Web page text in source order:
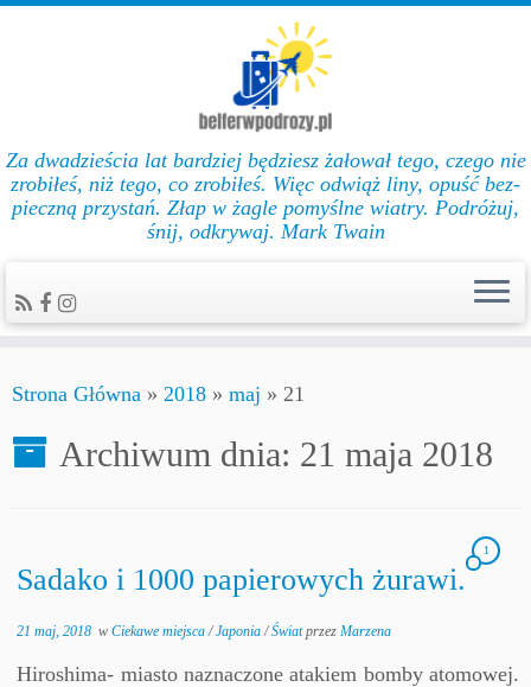
Za dwadzieścia lat bar­dziej będziesz żałował te­go, cze­go nie
zro­biłeś, niż te­go, co zro­biłeś. Więc od­wiąż li­ny, opuść bez­
pie­czną przys­tań. Złap w żag­le po­myślne wiat­ry. Podróżuj,
śnij, odkrywaj. Mark Twain
Strona Główna » 2018 » maj » 21
Archiwum dnia: 21 maja 2018
Sadako i 1000 papierowych żurawi.
1
21 maj, 2018 wCiekawe miejsca/Japonia/ŚwiatprzezMarzena
Hiroshima- miasto naznaczone atakiem bomby atomowej.